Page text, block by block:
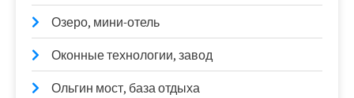
Озеро, мини-отель
Оконные технологии, завод
Ольгин мост, база отдыха